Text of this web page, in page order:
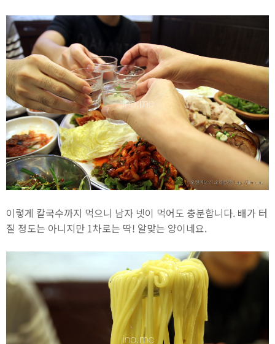
이렇게 칼국수까지 먹으니 남자 넷이 먹어도 충분합니다. 배가 터
질 정도는 아니지만 1차로는 딱! 알맞는 양이네요.